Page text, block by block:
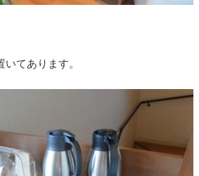
てあります。